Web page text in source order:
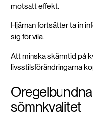
motsatt effekt.
Hjärnan fortsätter ta in
sig för vila.
Att minska skärmtid på
livsstilsförändringarna
sömnkvalitet